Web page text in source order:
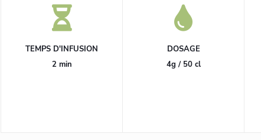
TEMPS D'INFUSION
2 min
DOSAGE
4g / 50 cl